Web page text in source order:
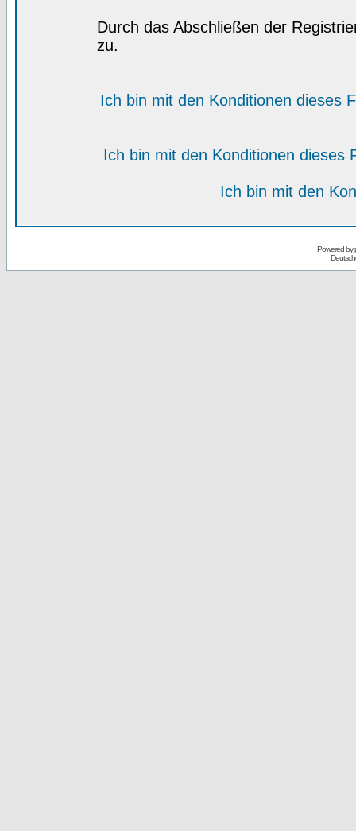
Durch das Abschließen der
zu.
Ich bin mit den Konditionen dieses
Ich bin mit den Konditionen dieses
Ich bin mit den
Powered by